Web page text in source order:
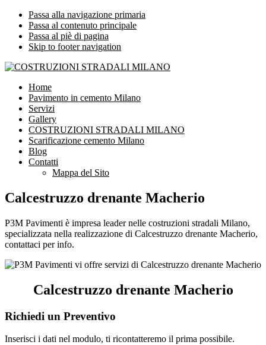
Passa alla navigazione primaria
Passa al contenuto principale
Passa al piè di pagina
Skip to footer navigation
COSTRUZIONI STRADALI MILANO
Impresa leader nelle costruzioni stradali Milano
Home
Pavimento in cemento Milano
Servizi
Gallery
COSTRUZIONI STRADALI MILANO
Scarificazione cemento Milano
Blog
Contatti
Mappa del Sito
Calcestruzzo drenante Macherio
P3M Pavimenti è impresa leader nelle costruzioni stradali Milano,
specializzata nella realizzazione di Calcestruzzo drenante Macherio,
contattaci per info.
Calcestruzzo drenante Macherio
Richiedi un Preventivo
Inserisci i dati nel modulo, ti ricontatteremo il prima possibile.